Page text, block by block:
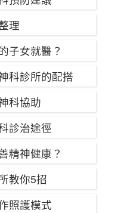
理
子女就醫？
科診所的配搭
科協助
診治途徑
精神健康？
教你5招
照護模式